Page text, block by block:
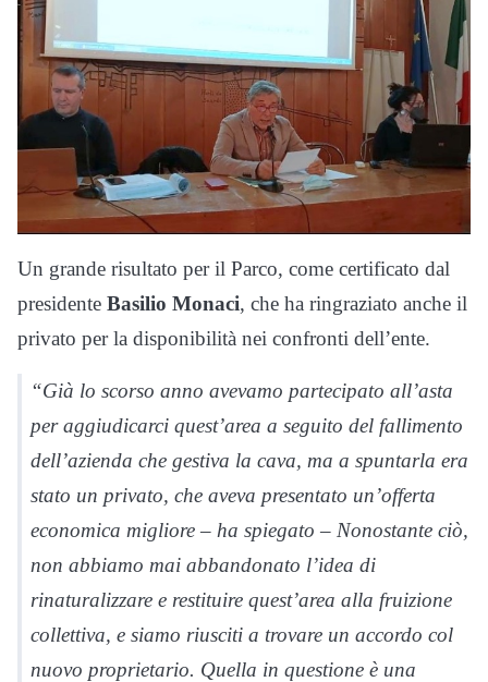
Un grande risultato per il Parco, come certificato dal
presidente Basilio Monaci, che ha ringraziato anche il
privato per la disponibilità nei confronti dell’ente.
“Già lo scorso anno avevamo partecipato all’asta
per aggiudicarci quest’area a seguito del fallimento
dell’azienda che gestiva la cava, ma a spuntarla era
stato un privato, che aveva presentato un’offerta
economica migliore – ha spiegato – Nonostante ciò,
non abbiamo mai abbandonato l’idea di
rinaturalizzare e restituire quest’area alla fruizione
collettiva, e siamo riusciti a trovare un accordo col
nuovo proprietario. Quella in questione è una